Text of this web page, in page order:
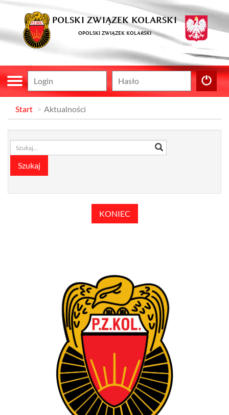
POLSKI ZWIĄZEK KOLARSKI
OPOLSKI ZWIĄZEK KOLARSKI
Start Aktualności
KONIEC